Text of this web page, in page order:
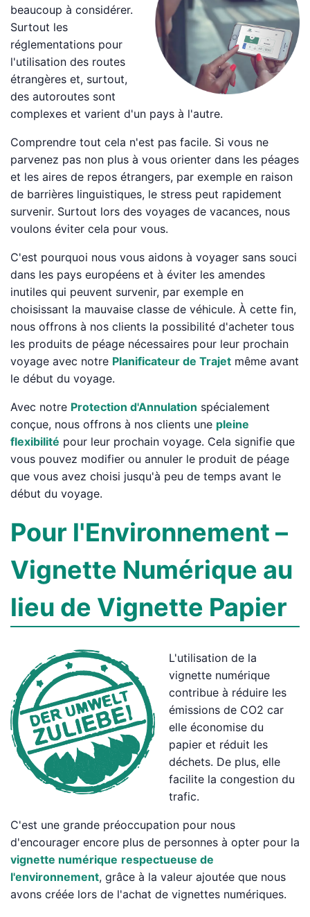
beaucoup à considérer.
Surtout les
réglementations pour
l'utilisation des routes
étrangères et, surtout,
des autoroutes sont
complexes et varient d'un pays à l'autre.
Comprendre tout cela n'est pas facile. Si vous ne
parvenez pas non plus à vous orienter dans les péages
et les aires de repos étrangers, par exemple en raison
de barrières linguistiques, le stress peut rapidement
survenir. Surtout lors des voyages de vacances, nous
voulons éviter cela pour vous.
C'est pourquoi nous vous aidons à voyager sans souci
dans les pays européens et à éviter les amendes
inutiles qui peuvent survenir, par exemple en
choisissant la mauvaise classe de véhicule. À cette fin,
nous offrons à nos clients la possibilité d'acheter tous
les produits de péage nécessaires pour leur prochain
voyage avec notre Planificateur de Trajet même avant
le début du voyage.
Avec notre Protection d'Annulation spécialement
conçue, nous offrons à nos clients une pleine
flexibilité pour leur prochain voyage. Cela signifie que
vous pouvez modifier ou annuler le produit de péage
que vous avez choisi jusqu'à peu de temps avant le
début du voyage.
Pour l'Environnement –
Vignette Numérique au
lieu de Vignette Papier
L'utilisation de la
vignette numérique
contribue à réduire les
émissions de CO2 car
elle économise du
papier et réduit les
déchets. De plus, elle
facilite la congestion du
trafic.
C'est une grande préoccupation pour nous
d'encourager encore plus de personnes à opter pour la
vignette numérique respectueuse de
l'environnement, grâce à la valeur ajoutée que nous
avons créée lors de l'achat de vignettes numériques.